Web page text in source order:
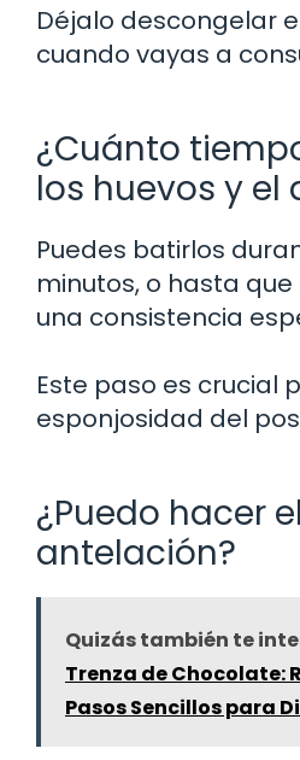
Déjalo descongelar
cuando vayas a
¿Cuánto
los huevos y el
Puedes batirlos
minutos, o hasta
una consistencia
Este paso es crucial
esponjosidad del
¿Puedo hacer
antelación?
Quizás también te
Trenza de Chocolate:
Pasos Sencillos para